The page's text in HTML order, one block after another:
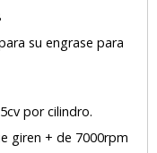
su engrase para
por cilindro.
giren + de 7000rpm